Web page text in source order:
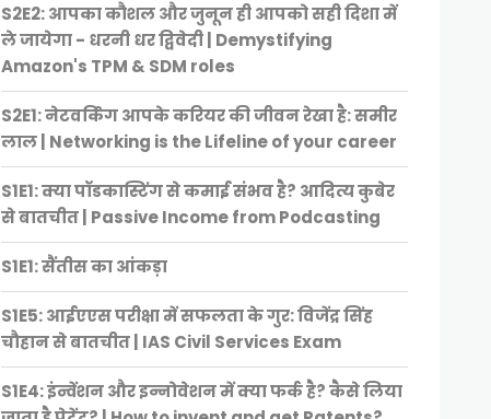
S2E2: आपका कौशल और जुनून ही आपको सही दिशा में
ले जायेगा - धरनी धर द्विवेदी | Demystifying
Amazon's TPM & SDM roles
S2E1: नेटवर्किंग आपके करियर की जीवन रेखा है: समीर
लाल | Networking is the Lifeline of your career
S1E1: क्या पॉडकास्टिंग से कमाई संभव है? आदित्य कुबेर
से बातचीत | Passive Income from Podcasting
S1E1: सैंतीस का आंकड़ा
S1E5: आईएएस परीक्षा में सफलता के गुर: विजेंद्र सिंह
चौहान से बातचीत | IAS Civil Services Exam
S1E4: इंन्वेंशन और इन्नोवेशन में क्या फर्क है? कैसे लिया